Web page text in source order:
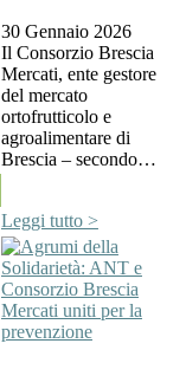
30 Gennaio 2026
Il Consorzio Brescia
Mercati, ente gestore
del mercato
ortofrutticolo e
agroalimentare di
Brescia – secondo…
Leggi tutto >